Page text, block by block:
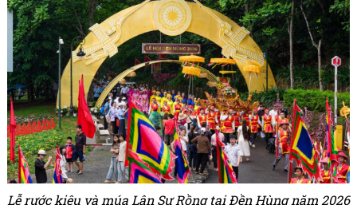
Lễ rước kiệu và múa Lân Sư Rồng tại Đền Hùng năm 2026